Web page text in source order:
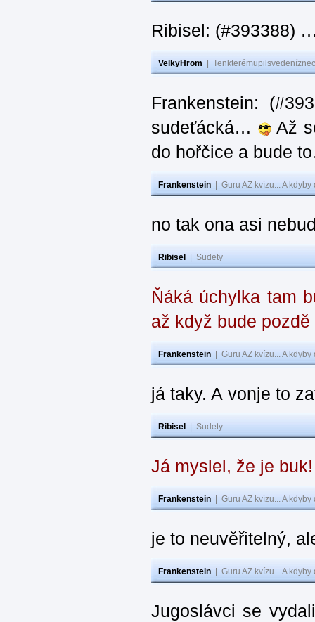
Ribisel: (#393388)
VelkyHrom
Frankenstein:
sudeťácká…
Až
do hořčice a bude
Frankenstein Guru AZ kvízu... A
no tak ona asi
Ribisel Sudety
Ňáká úchylka tam
až když bude pozdě
Frankenstein Guru AZ kvízu... A
já taky. A vonje to
Ribisel Sudety
Já myslel, že je
Frankenstein Guru AZ kvízu... A
je to neuvěřitelný,
Frankenstein Guru AZ kvízu... A
Jugoslávci se